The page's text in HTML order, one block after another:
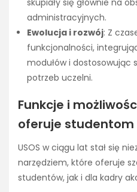
administracyjnych.
Ewolucja i rozwój: Z
funkcjonalności,
modułów i dostosowując
potrzeb uczelni.
Funkcje i
oferuje studentom
USOS w ciągu lat stał się
narzędziem, które oferuje
studentów, jak i dla kadry